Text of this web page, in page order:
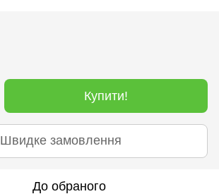
Купити!
Швидке замовлення
До обраного